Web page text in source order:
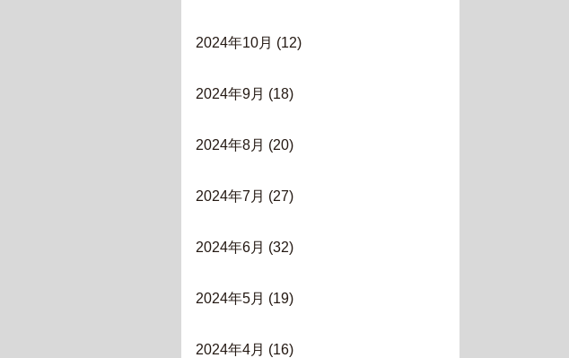
2024年10月 (12)
2024年9月 (18)
2024年8月 (20)
2024年7月 (27)
2024年6月 (32)
2024年5月 (19)
2024年4月 (16)